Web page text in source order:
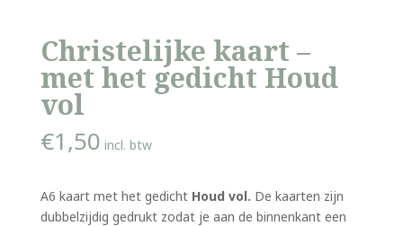
Christelijke kaart –
met het gedicht Houd
vol
€1,50 incl. btw
A6 kaart met het gedicht Houd vol. De kaarten zijn
dubbelzijdig gedrukt zodat je aan de binnenkant een